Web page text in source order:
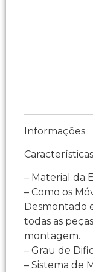
Informações
– Material da
– Como os
Desmontado
todas as
montagem.
– Grau de
– Sistema de